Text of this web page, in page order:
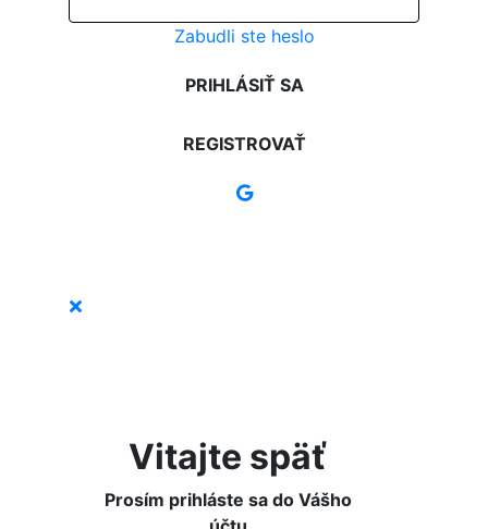
Zabudli ste heslo
PRIHLÁSIŤ SA
REGISTROVAŤ
Vitajte späť
Prosím prihláste sa do Vášho